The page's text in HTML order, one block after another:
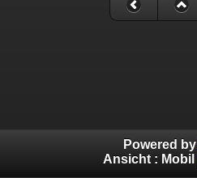
Powered by
Ansicht : Mobil